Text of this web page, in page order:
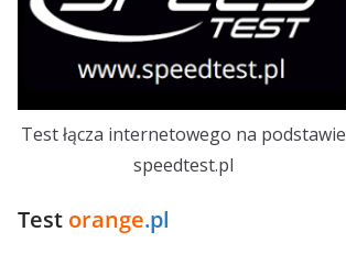
Test łącza internetowego na podstawie
speedtest.pl
Test orange.pl